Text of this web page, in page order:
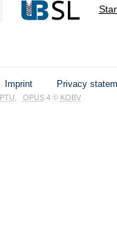
Imprint Privacy
OPUS4 © KOBV